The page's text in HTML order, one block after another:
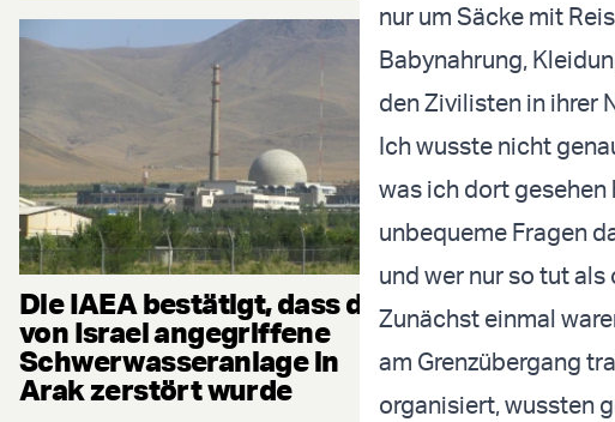
Die IAEA bestätigt, dass die
von Israel angegriffene
Schwerwasseranlage in
Arak zerstört wurde
nur um Säcke mit
Babynahrung,
den Zivilisten in ihrer
Ich wusste nicht
was ich dort gesehen
unbequeme Fragen
und wer nur so tut als
Zunächst einmal
am Grenzübergang
organisiert, wussten